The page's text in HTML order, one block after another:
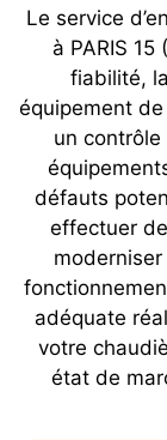
Le service
à PARIS
fiabilité,
équipement
un contrôle
défauts
effectuer
adéquate
votre
état de